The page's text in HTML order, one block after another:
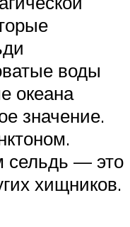
воды
океана
значение.
сельдь — это
хищников.